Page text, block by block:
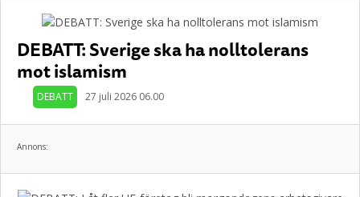
DEBATT: Sverige ska ha nolltolerans
mot islamism
DEBATT 27 juli 2026 06.00
Annons: